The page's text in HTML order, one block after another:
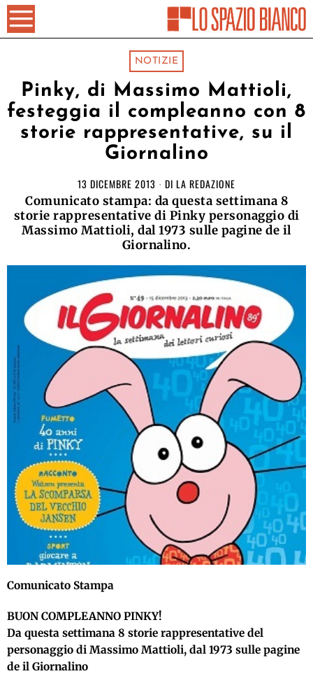
NOTIZIE
Pinky, di Massimo Mattioli,
festeggia il compleanno con 8
storie rappresent​ative, su il
Giornalino
13 DICEMBRE 2013 DI LA REDAZIONE
Comunicato stampa: da questa settimana 8
storie rappresentative di Pinky personaggio di
Massimo Mattioli, dal 1973 sulle pagine de il
Giornalino.
Comunicato Stampa
BUON COMPLEANNO PINKY!
Da questa settimana 8 storie rappresentative del
personaggio di Massimo Mattioli, dal 1973 sulle pagine
de il Giornalino